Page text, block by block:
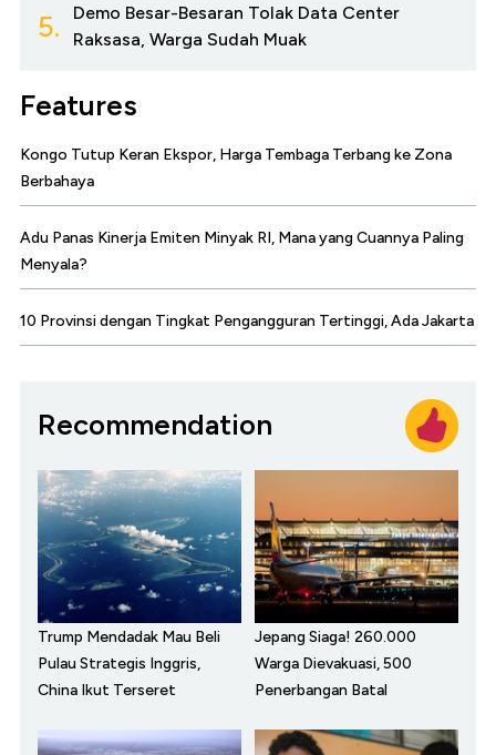
5.
Demo Besar-Besaran Tolak Data Center
Raksasa, Warga Sudah Muak
Features
Kongo Tutup Keran Ekspor, Harga Tembaga Terbang ke Zona
Berbahaya
Adu Panas Kinerja Emiten Minyak RI, Mana yang Cuannya Paling
Menyala?
10 Provinsi dengan Tingkat Pengangguran Tertinggi, Ada Jakarta
Recommendation
Trump Mendadak Mau Beli
Pulau Strategis Inggris,
China Ikut Terseret
Jepang Siaga! 260.000
Warga Dievakuasi, 500
Penerbangan Batal